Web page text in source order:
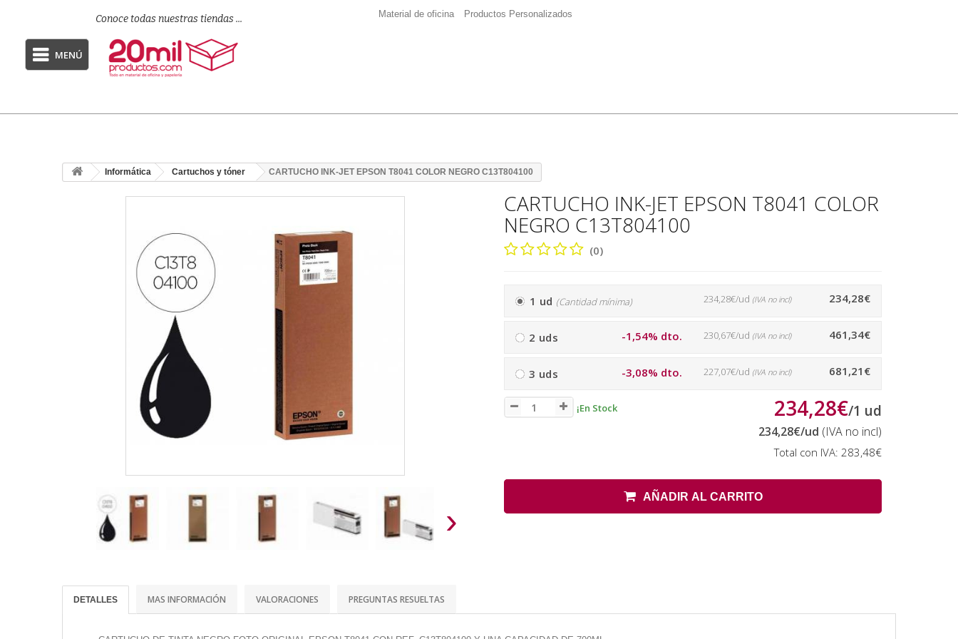
Conoce todas nuestras tiendas ... Material de oficina Productos Personalizados
MENÚ
Informática Cartuchos y tóner CARTUCHO INK-JET EPSON T8041 COLOR NEGRO C13T804100
›
CARTUCHO INK-JET EPSON T8041 COLOR
NEGRO C13T804100
(0)
1 ud (Cantidad mínima) 234,28€
234,28€/ud (IVA no incl)
2 uds -1,54% dto. 461,34€
230,67€/ud (IVA no incl)
3 uds -3,08% dto. 681,21€
227,07€/ud (IVA no incl)
¡En Stock 234,28€/1 ud
234,28€/ud (IVA no incl)
Total con IVA: 283,48€
AÑADIR AL CARRITO
DETALLES MAS INFORMACIÓN VALORACIONES PREGUNTAS RESUELTAS